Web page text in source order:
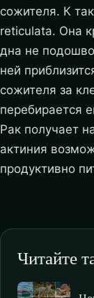
сожителя. К
reticulata. Она
дна не
ней
сожителя за
перебирается
Рак получает
актиния
продуктивно
Читайте